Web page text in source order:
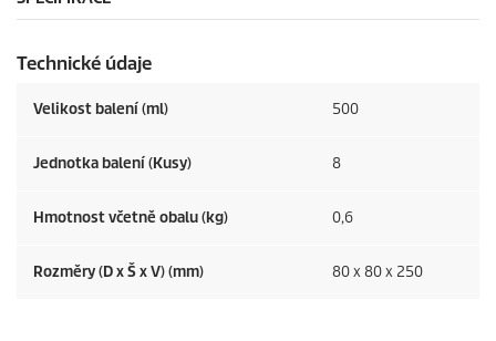
r
e
e
z
Technické údaje
Velikost balení (ml) 500
Jednotka balení (Kusy) 8
Hmotnost včetně obalu (kg) 0,6
Rozměry (D x Š x V) (mm) 80 x 80 x 250